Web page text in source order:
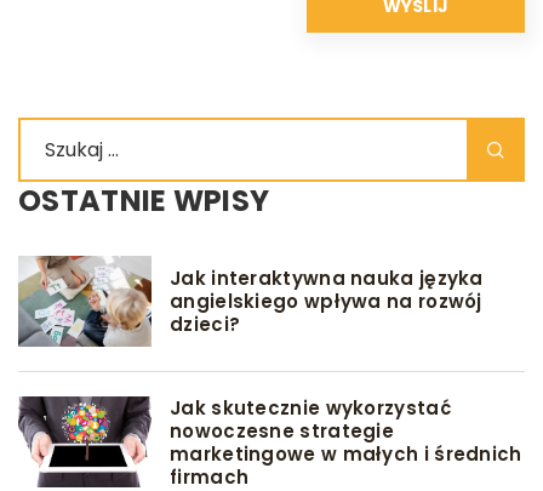
OSTATNIE WPISY
Jak interaktywna nauka języka
angielskiego wpływa na rozwój
dzieci?
Jak skutecznie wykorzystać
nowoczesne strategie
marketingowe w małych i średnich
firmach